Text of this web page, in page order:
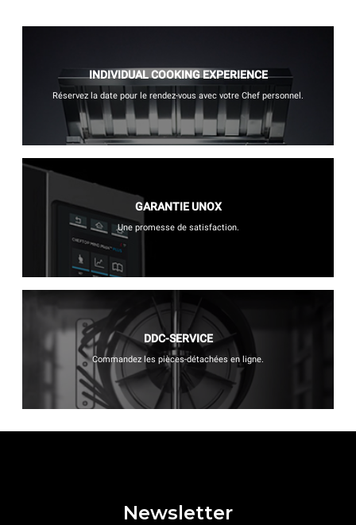
INDIVIDUAL COOKING EXPERIENCE
Réservez la date pour le rendez-vous avec votre Chef personnel.
GARANTIE UNOX
Une promesse de satisfaction.
DDC-SERVICE
Commandez les pièces-détachées en ligne.
Newsletter